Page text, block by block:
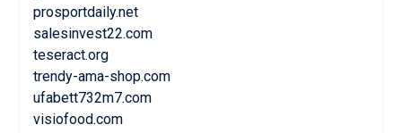
prosportdaily.net
salesinvest22.com
teseract.org
trendy-ama-shop.com
ufabett732m7.com
visiofood.com